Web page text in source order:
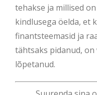
tehakse ja millised
kindlusega öelda, et
finantsteemasid ja
tähtsaks pidanud, on
lõpetanud.